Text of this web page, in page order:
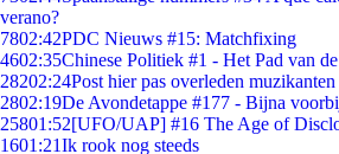
verano?
7802:42PDC Nieuws #15: Matchfixing
4602:35Chinese Politiek #1 - Het Pad van
28202:24Post hier pas overleden muzikanten
2802:19De Avondetappe #177 - Bijna
25801:52[UFO/UAP] #16 The Age of
1601:21Ik rook nog steeds